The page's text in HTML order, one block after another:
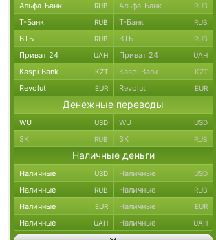
Альфа-Банк RUB Альфа-Банк RUB
Т-Банк RUB Т-Банк RUB
ВТБ RUB ВТБ RUB
Приват 24 UAH Приват 24 UAH
Kaspi Bank KZT Kaspi Bank KZT
Revolut EUR Revolut EUR
Денежные переводы
WU USD WU USD
ЗК RUB ЗК RUB
Наличные деньги
Наличные USD Наличные USD
Наличные RUB Наличные RUB
Наличные EUR Наличные EUR
Наличные UAH Наличные UAH